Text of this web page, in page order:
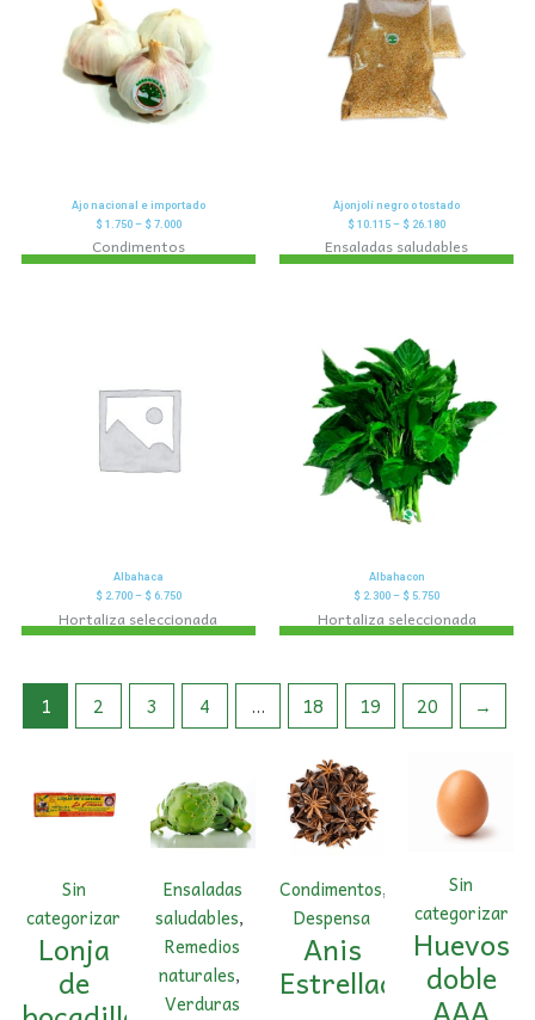
Ajo nacional e importado
$1.750– $7.000
Condimentos
Ajonjolí negro o tostado
$ 10.115 – $ 26.180
Ensaladas saludables
Albahaca
$2.700– $6.750
Hortaliza seleccionada
Albahacon
$ 2.300 – $ 5.750
Hortaliza seleccionada
1 2 3 4 … 18 19 20 →
Sin
categorizar
Lonja
de
Ensaladas
saludables,
Remedios
naturales,
Verduras
Condimentos,
Despensa
Anis
Estrellado
Sin
categorizar
Huevos
doble
AAA